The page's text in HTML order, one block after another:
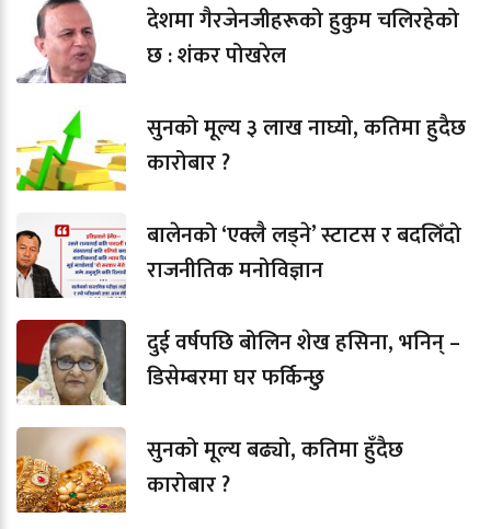
देशमा गैरजेनजीहरूको हुकुम चलिरहेको
छ : शंकर पोखरेल
सुनको मूल्य ३ लाख नाघ्यो, कतिमा हुदैछ
कारोबार ?
बालेनको ‘एक्लै लड्ने’ स्टाटस र बदलिँदो
राजनीतिक मनोविज्ञान
दुई वर्षपछि बोलिन शेख हसिना, भनिन् –
डिसेम्बरमा घर फर्किन्छु
सुनको मूल्य बढ्यो, कतिमा हुँदैछ
कारोबार ?